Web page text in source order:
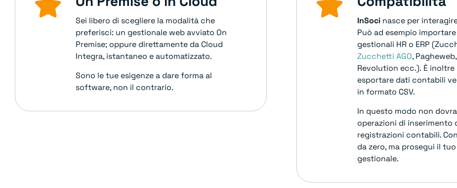
Sei libero di scegliere la modalità che
preferisci: un gestionale web avviato On
Premise; oppure direttamente da Cloud
Integra, istantaneo e automatizzato.
Sono le tue esigenze a dare forma al
software, non il contrario.
InSoci nasce per
Può ad esempio
gestionali HR o ERP
Zucchetti AGO,
Revolution ecc.). È inoltre
esportare dati contabili
in formato CSV.
In questo modo non
operazioni di inserimento
registrazioni contabili. Con
da zero, ma prosegui il
gestionale.